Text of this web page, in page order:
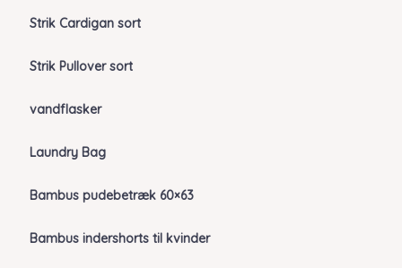
Strik Cardigan sort
Strik Pullover sort
vandflasker
Laundry Bag
Bambus pudebetræk 60×63
Bambus indershorts til kvinder